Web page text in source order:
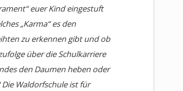
euer Kind eingestuft
„Karma“ es den
zu erkennen gibt und ob
über die Schulkarriere
den Daumen heben oder
Die Waldorfschule ist für